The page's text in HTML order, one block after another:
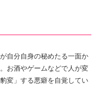
自分自身の秘めたる一面か
お酒やゲームなどで人が変
変」する悪癖を自覚してい